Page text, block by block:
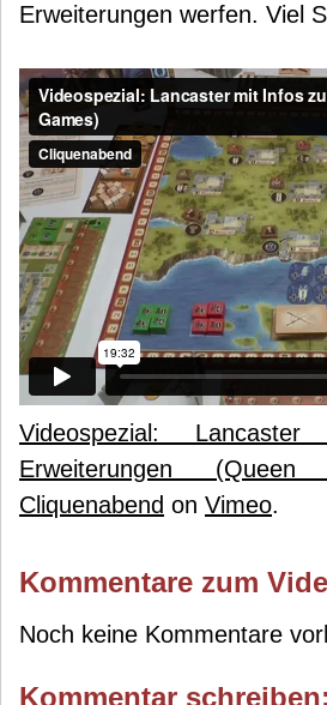
Erweiterungen werfen. Viel
Videospezial:
Erweiterungen (Queen
Cliquenabend on Vimeo.
Kommentare zum
Noch keine Kommentare
Kommentar schreiben: